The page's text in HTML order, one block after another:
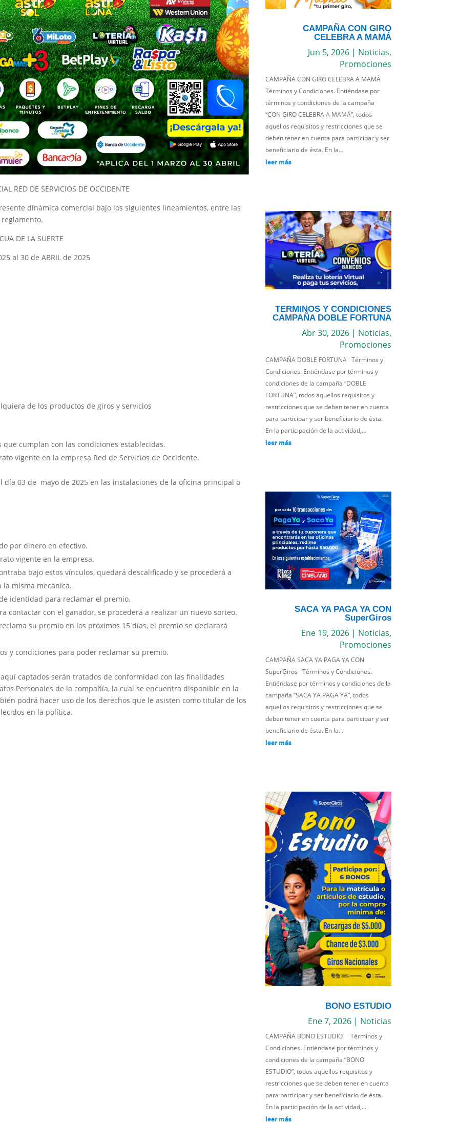
RED DE SERVICIOS DE OCCIDENTE
dinámica comercial bajo los siguientes lineamientos, entre las
DE LA SUERTE
al 30 de ABRIL de 2025
de los productos de giros y servicios
cumplan con las condiciones establecidas.
vigente en la empresa Red de Servicios de Occidente.
día 03 de mayo de 2025 en las instalaciones de la oficina principal o
por dinero en efectivo.
vigente en la empresa.
bajo estos vínculos, quedará descalificado y se procederá a
misma mecánica.
identidad para reclamar el premio.
contactar con el ganador, se procederá a realizar un nuevo sorteo.
su premio en los próximos 15 días, el premio se declarará
y condiciones para poder reclamar su premio.
captados serán tratados de conformidad con las finalidades
Personales de la compañía, la cual se encuentra disponible en la
podrá hacer uso de los derechos que le asisten como titular de los
en la política.
CAMPAÑA CON GIRO
CELEBRA A MAMÁ
Jun 5, 2026| Noticias,
Promociones
CAMPAÑA CON GIRO CELEBRA A MAMÁ
Términos y Condiciones. Entiéndase por
términos y condiciones de la campaña
“CON GIRO CELEBRA A MAMÁ”, todos
aquellos requisitos y restricciones que se
deben tener en cuenta para participar y ser
beneficiario de ésta. En la...
leer más
TERMINOS Y CONDICIONES
CAMPAÑA DOBLE FORTUNA
Abr 30, 2026| Noticias,
Promociones
CAMPAÑA DOBLE FORTUNA Términos y
Condiciones. Entiéndase por términos y
condiciones de la campaña “DOBLE
FORTUNA”, todos aquellos requisitos y
restricciones que se deben tener en cuenta
para participar y ser beneficiario de ésta.
En la participación de la actividad,...
leer más
SACA YA PAGA YA CON
SuperGiros
Ene 19, 2026| Noticias,
Promociones
CAMPAÑA SACA YA PAGA YA CON
SuperGiros Términos y Condiciones.
Entiéndase por términos y condiciones de la
campaña “SACA YA PAGA YA”, todos
aquellos requisitos y restricciones que se
deben tener en cuenta para participar y ser
beneficiario de ésta. En la...
leer más
BONO ESTUDIO
Ene 7, 2026| Noticias
CAMPAÑA BONO ESTUDIO Términos y
Condiciones. Entiéndase por términos y
condiciones de la campaña “BONO
ESTUDIO”, todos aquellos requisitos y
restricciones que se deben tener en cuenta
para participar y ser beneficiario de ésta.
En la participación de la actividad,...
leer más